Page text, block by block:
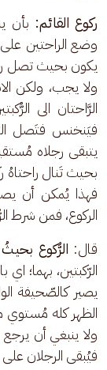
ركوع القائم: بأن
وضع الراحتين على
يكون بحيث تصل
ولا يجب، ولكن
الرَّاحتان الى
فيَنخنس فتَصل
يتبقى رجلاه
بحيث تَنال راحتاهُ
فهذا يُمكن أن
الركوع، فمن شرط
قال: الرُّكوع
الرّكبتين، بهما؛
يصير كالصّحيفة
الظهر كله مُستوي
ولا ينبغي أن يرجع
فيُبقى الرجلان